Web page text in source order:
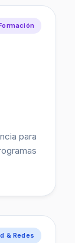
para
& Redes